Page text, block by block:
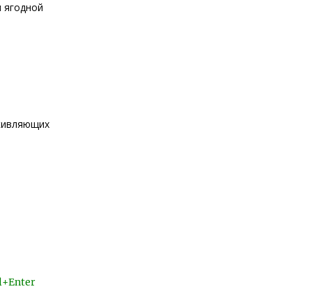
ягодной